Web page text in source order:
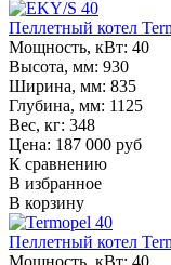
Пеллетный котел
Мощность, кВт: 40
Высота, мм: 930
Ширина, мм: 835
Глубина, мм: 1125
Вес, кг: 348
Цена: 187 000 руб
К сравнению
В избранное
В корзину
Пеллетный котел